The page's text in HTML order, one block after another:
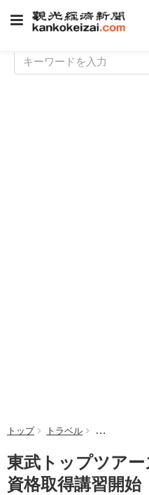
トップ トラベル 東武トップ
東武トップツア
資格取得講習開始